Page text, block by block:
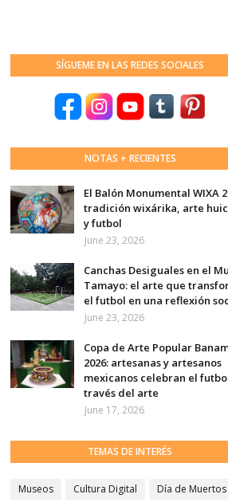
SÍGUEME EN LAS REDES SOCIALES
NOTAS + RECIENTES
El Balón Monumental WIXA
tradición wixárika, arte
y futbol
June 23, 2026
Canchas Desiguales en el
Tamayo: el arte que
el futbol en una reflexión
June 23, 2026
Copa de Arte Popular
2026: artesanas y artesanos
mexicanos celebran el
través del arte
June 17, 2026
TEMAS DE INTERÉS
Museos Cultura Digital
Día de Muertos